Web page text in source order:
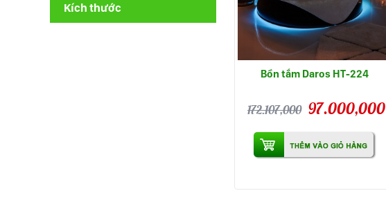
Kích thước
Bồn tắm Daros HT-224
172.107,000 97.000,000